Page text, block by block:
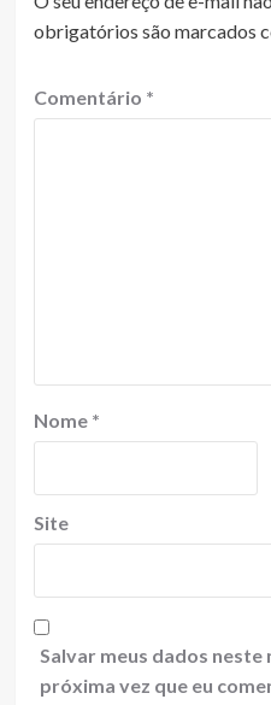
obrigatórios são marcados
Comentário *
Nome *
Site
Salvar meus dados neste
próxima vez que eu